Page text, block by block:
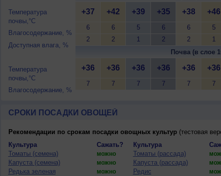
Температура
почвы,°C
Влагосодержание, %
Доступная влага, %
Температура
почвы,°C
Влагосодержание, %
+37
6
2
+42
6
2
+39
5
1
+35
6
2
+38
6
2
+46
5
1
Почва (в слое
+36
7
+36
7
+36
7
+36
7
+36
7
+36
7
СРОКИ ПОСАДКИ ОВОЩЕЙ
Рекомендации по срокам посадки овощных культур(тестовая
Культура
Сажать? Культура
Томаты (семена)
можно Томаты (рассада)
Капуста (семена) можно Капуста (рассада)
Редька зеленая можно Редис